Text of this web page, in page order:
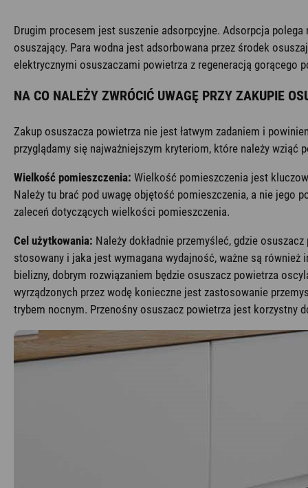
Drugim procesem jest suszenie adsorpcyjne. Adsorpcja
osuszający. Para wodna jest adsorbowana przez środek
elektrycznymi osuszaczami powietrza z regeneracją gorącego
NA CO NALEŻY ZWRÓCIĆ UWAGĘ PRZY ZAKUPIE
Zakup osuszacza powietrza nie jest łatwym zadaniem i
przyglądamy się najważniejszym kryteriom, które należy wziąć
Wielkość pomieszczenia: Wielkość pomieszczenia jest
Należy tu brać pod uwagę objętość pomieszczenia, a nie jego
zaleceń dotyczących wielkości pomieszczenia.
Cel użytkowania: Należy dokładnie przemyśleć, gdzie
stosowany i jaka jest wymagana wydajność, ważne są
bielizny, dobrym rozwiązaniem będzie osuszacz powietrza
wyrządzonych przez wodę konieczne jest zastosowanie
trybem nocnym. Przenośny osuszacz powietrza jest korzystny